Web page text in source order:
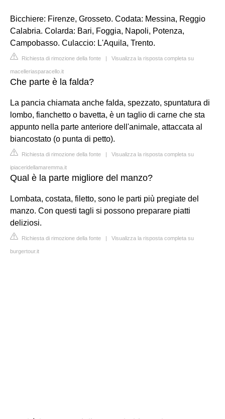
Bicchiere: Firenze, Grosseto. Codata: Messina, Reggio
Calabria. Colarda: Bari, Foggia, Napoli, Potenza,
Campobasso. Culaccio: L'Aquila, Trento.
Richiesta di rimozione della fonte | Visualizza la risposta completa su
macelleriasparacello.it
Che parte è la falda?
La pancia chiamata anche falda, spezzato, spuntatura di
lombo, fianchetto o bavetta, è un taglio di carne che sta
appunto nella parte anteriore dell'animale, attaccata al
biancostato (o punta di petto).
Richiesta di rimozione della fonte | Visualizza la risposta completa su
ipiaceridellamaremma.it
Qual è la parte migliore del manzo?
Lombata, costata, filetto, sono le parti più pregiate del
manzo. Con questi tagli si possono preparare piatti
deliziosi.
Richiesta di rimozione della fonte | Visualizza la risposta completa su
burgertour.it